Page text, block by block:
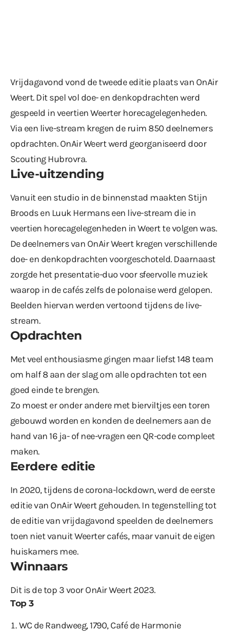
Vrijdagavond vond de tweede editie plaats van OnAir
Weert. Dit spel vol doe- en denkopdrachten werd
gespeeld in veertien Weerter horecagelegenheden.
Via een live-stream kregen de ruim 850 deelnemers
opdrachten. OnAir Weert werd georganiseerd door
Scouting Hubrovra.
Live-uitzending
Vanuit een studio in de binnenstad maakten Stijn
Broods en Luuk Hermans een live-stream die in
veertien horecagelegenheden in Weert te volgen was.
De deelnemers van OnAir Weert kregen verschillende
doe- en denkopdrachten voorgeschoteld. Daarnaast
zorgde het presentatie-duo voor sfeervolle muziek
waarop in de cafés zelfs de polonaise werd gelopen.
Beelden hiervan werden vertoond tijdens de live-
stream.
Opdrachten
Met veel enthousiasme gingen maar liefst 148 team
om half 8 aan der slag om alle opdrachten tot een
goed einde te brengen.
Zo moest er onder andere met bierviltjes een toren
gebouwd worden en konden de deelnemers aan de
hand van 16 ja- of nee-vragen een QR-code compleet
maken.
Eerdere editie
In 2020, tijdens de corona-lockdown, werd de eerste
editie van OnAir Weert gehouden. In tegenstelling tot
de editie van vrijdagavond speelden de deelnemers
toen niet vanuit Weerter cafés, maar vanuit de eigen
huiskamers mee.
Winnaars
Dit is de top 3 voor OnAir Weert 2023.
Top 3
WC de Randweeg, 1790, Café de Harmonie